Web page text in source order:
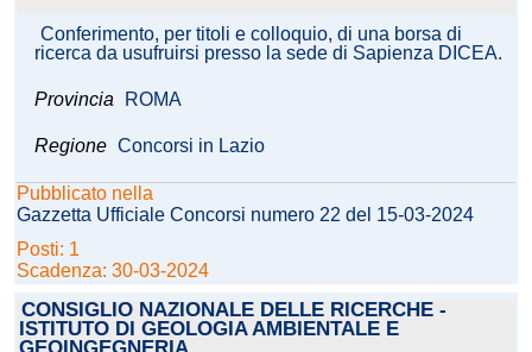
Conferimento, per titoli e colloquio, di una borsa di
ricerca da usufruirsi presso la sede di Sapienza DICEA.
Provincia ROMA
Regione Concorsi in Lazio
Pubblicato nella
Gazzetta Ufficiale Concorsi numero 22 del 15-03-2024
Posti: 1
Scadenza: 30-03-2024
CONSIGLIO NAZIONALE DELLE RICERCHE -
ISTITUTO DI GEOLOGIA AMBIENTALE E